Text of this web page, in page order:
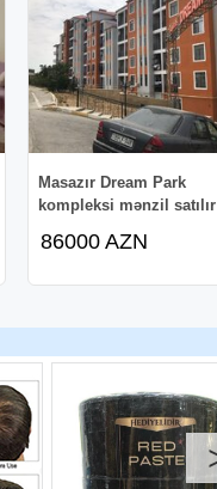
Masazır Dream Park
kompleksi mənzil satılır
86000 AZN